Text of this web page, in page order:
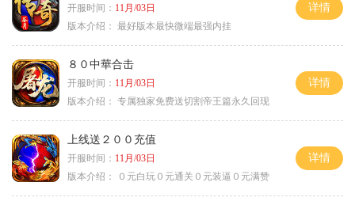
开服时间： 11月/03日
版本介绍： 最好版本最快微端最强内挂
详情
８０中華合击
开服时间： 11月/03日
版本介绍： 专属独家免费送切割帝王篇永久回现
详情
上线送２００充值
开服时间： 11月/03日
版本介绍：
０元白玩０元通关０元装逼０元满赞
详情